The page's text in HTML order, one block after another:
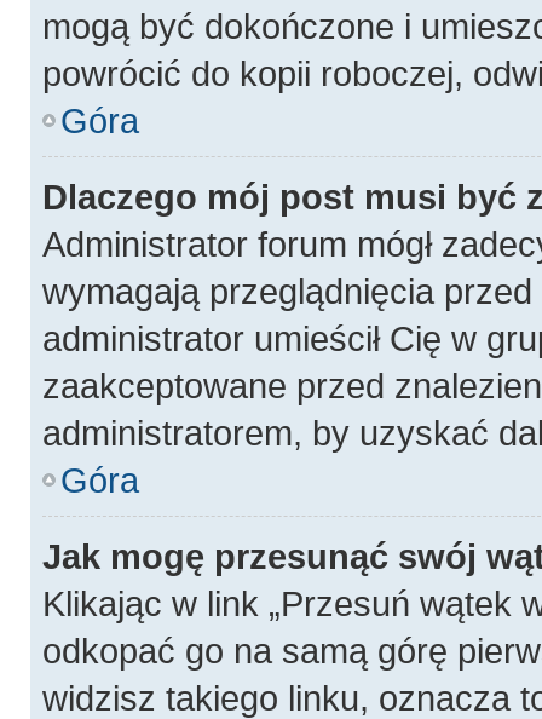
mogą być dokończone i
powrócić do kopii roboczej,
Góra
Dlaczego mój post musi być
Administrator forum mógł
wymagają przeglądnięcia
administrator umieścił Cię w
zaakceptowane przed
administratorem, by uzyskać
Góra
Jak mogę przesunąć swój
Klikając w link „Przesuń wątek
odkopać go na samą górę
widzisz takiego linku, oznacza